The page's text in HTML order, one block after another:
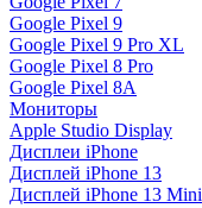
Google Pixel 9
Google Pixel 9 Pro XL
Google Pixel 8 Pro
Google Pixel 8A
Мониторы
Apple Studio Display
Дисплеи iPhone
Дисплей iPhone 13
Дисплей iPhone 13 Mini